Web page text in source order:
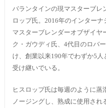
バランタインの現マスターブレ
ロップ氏。2016年のインターナ
マスターブレンダーオブザイヤ
ク・ガウディ氏、4代目のロバ
け、創業以来190年でわずか5
受け継いでいる。
ヒスロップ氏は毎週のように
ノージングし、熟成に使用さ